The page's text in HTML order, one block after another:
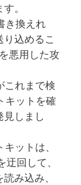
。
き換えれ
込めるこ
悪用した攻
これまで検
キットを確
見しまし
ットは、
回して、
み込み、